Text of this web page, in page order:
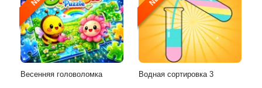
Весенняя головоломка Водная сортировка 3